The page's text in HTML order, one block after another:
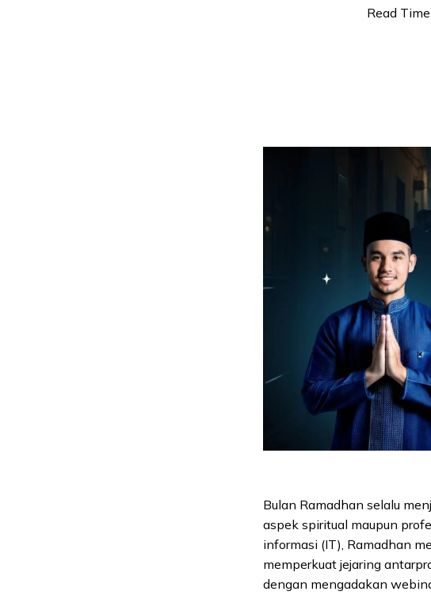
Read Time
Bulan Ramadhan selalu
aspek spiritual maupun
informasi (IT), Ramadhan
memperkuat jejaring
dengan mengadakan